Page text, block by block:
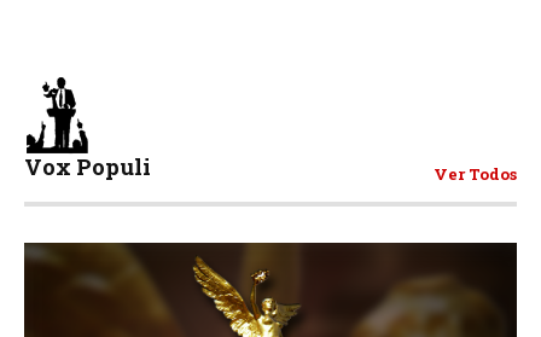
Vox Populi Ver Todos